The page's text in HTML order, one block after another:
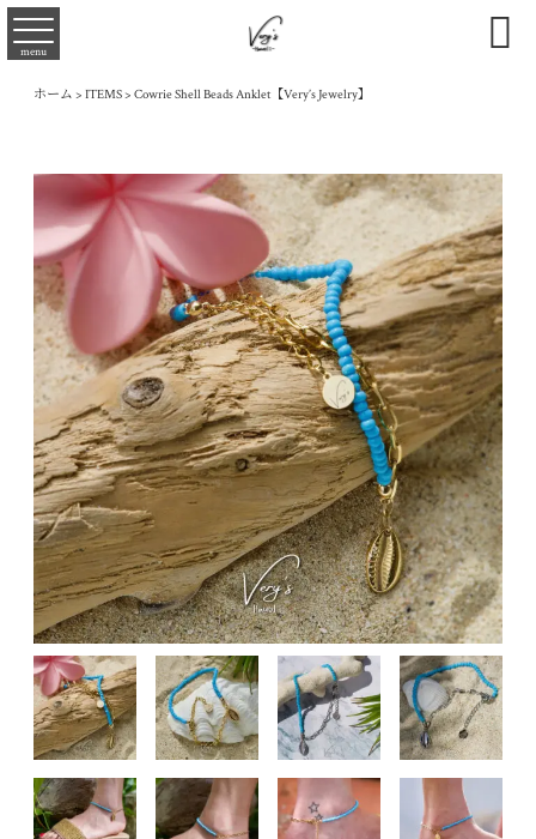
menu 
ホーム > ITEMS> Cowrie Shell Beads Anklet【Very’s Jewelry】